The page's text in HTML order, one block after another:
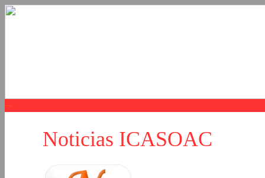
Noticias ICASOAC